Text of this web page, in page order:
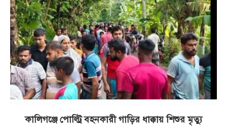
কালিগঞ্জে পোল্ট্রি বহনকারী গাড়ির ধাক্কায় শিশুর মৃত্যু